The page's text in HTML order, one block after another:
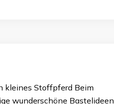
kleines Stoffpferd Beim
wunderschöne Bastelideen